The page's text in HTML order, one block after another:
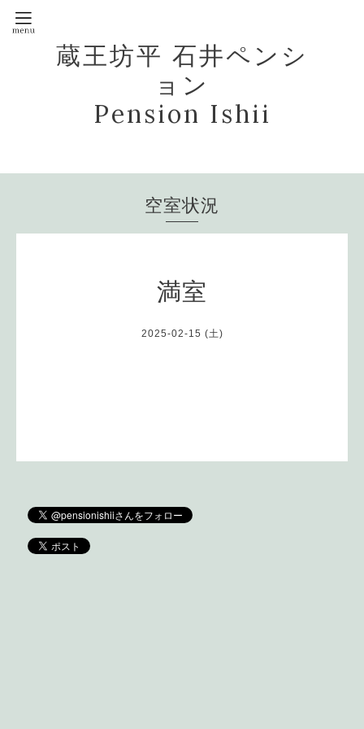
蔵王坊平 石井ペンシ
ョン
Pension Ishii
空室状況
満室
2025-02-15 (土)